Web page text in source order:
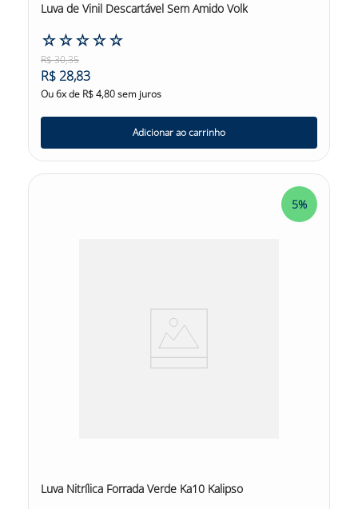
Luva de Vinil Descartável Sem Amido Volk
☆☆☆☆☆
R$30,35
R$28,83
Ou6x de R$4,80sem juros
Adicionar ao carrinho
5%
Luva Nitrílica Forrada Verde Ka10 Kalipso